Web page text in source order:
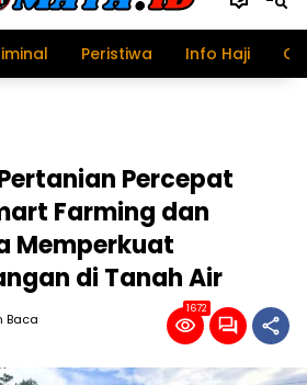
Peristiwa Info Haji
Percepat
Farming dan
Memperkuat
di Tanah Air
Baca
1672